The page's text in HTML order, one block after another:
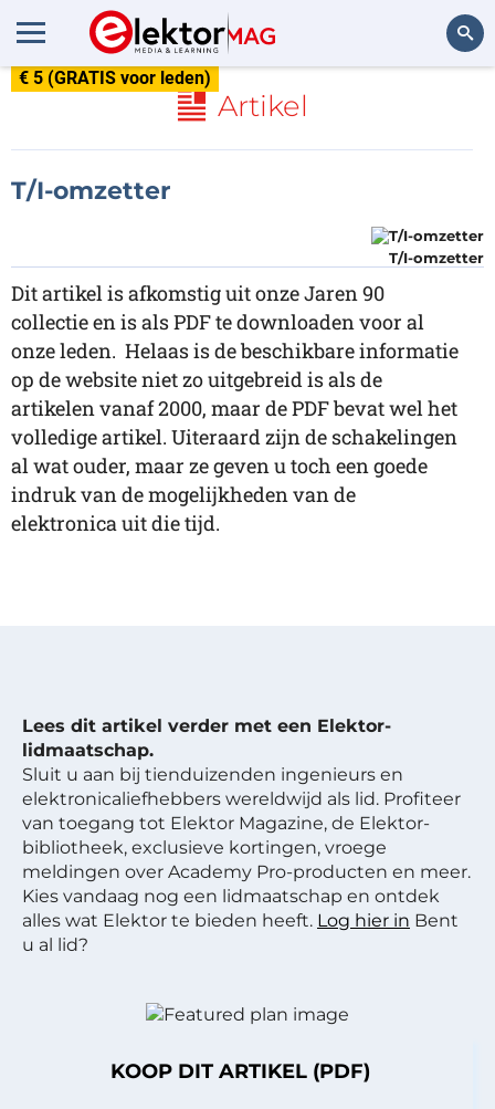
€ 5 (GRATIS voor leden)
Artikel
T/I-omzetter
T/I-omzetter
Dit artikel is afkomstig uit onze Jaren 90
collectie en is als PDF te downloaden voor al
onze leden. Helaas is de beschikbare informatie
op de website niet zo uitgebreid is als de
artikelen vanaf 2000, maar de PDF bevat wel het
volledige artikel. Uiteraard zijn de schakelingen
al wat ouder, maar ze geven u toch een goede
indruk van de mogelijkheden van de
elektronica uit die tijd.
Lees dit artikel verder met een Elektor-
lidmaatschap.
Sluit u aan bij tienduizenden ingenieurs en
elektronicaliefhebbers wereldwijd als lid. Profiteer
van toegang tot Elektor Magazine, de Elektor-
bibliotheek, exclusieve kortingen, vroege
meldingen over Academy Pro-producten en meer.
Kies vandaag nog een lidmaatschap en ontdek
alles wat Elektor te bieden heeft. Log hier in Bent
u al lid?
KOOP DIT ARTIKEL (PDF)